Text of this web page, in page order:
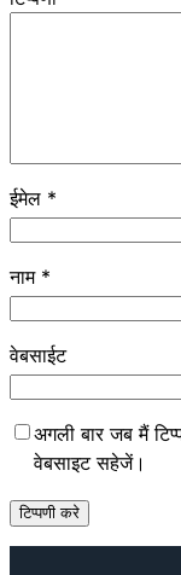
ईमेल *
नाम *
वेबसाईट
अगली बार जब मैं
वेबसाइट सहेजें।